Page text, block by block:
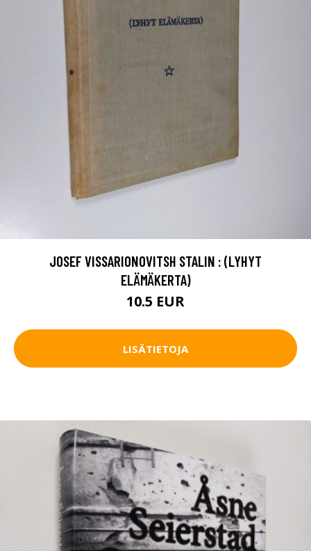
JOSEF VISSARIONOVITSH STALIN : (LYHYT
ELÄMÄKERTA)
10.5 EUR
LISÄTIETOJA